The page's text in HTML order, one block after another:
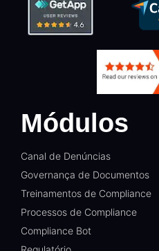
Módulos
Canal de Denúncias
Governança de Documentos
Treinamentos de Compliance
Processos de Compliance
Compliance Bot